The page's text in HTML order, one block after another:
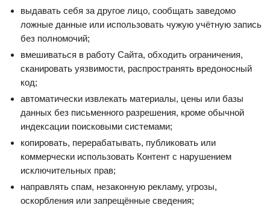
выдавать себя за другое лицо, сообщать заведомо
ложные данные или использовать чужую учётную запись
без полномочий;
вмешиваться в работу Сайта, обходить ограничения,
сканировать уязвимости, распространять вредоносный
код;
автоматически извлекать материалы, цены или базы
данных без письменного разрешения, кроме обычной
индексации поисковыми системами;
копировать, перерабатывать, публиковать или
коммерчески использовать Контент с нарушением
исключительных прав;
направлять спам, незаконную рекламу, угрозы,
оскорбления или запрещённые сведения;